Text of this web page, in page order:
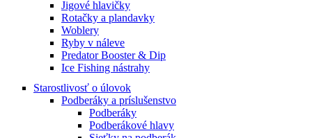
Jigové hlavičky
Rotačky a plandavky
Woblery
Ryby v náleve
Predator Booster & Dip
Ice Fishing nástrahy
Starostlivosť o úlovok
Podberáky a príslušenstvo
Podberáky
Podberákové hlavy